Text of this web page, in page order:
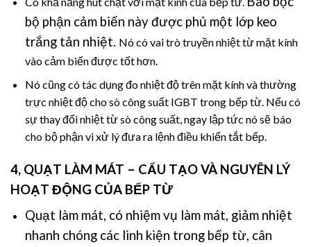
bộ phận cảm biến này được phủ một lớp keo
trắng tản nhiệt. Nó có vai trò truyền nhiệt từ mặt kính
vào cảm biến được tốt hơn.
Nó cũng có tác dụng đo nhiệt độ trên mặt kính và thường
trực nhiệt độ cho sò công suất IGBT trong bếp từ. Nếu có
sự thay đổi nhiệt từ sò công suất, ngay lập tức nó sẽ báo
cho bộ phận vi xử lý đưa ra lệnh điều khiển tắt bếp.
4, QUẠT LÀM MÁT – CẤU TẠO VÀ NGUYÊN LÝ
HOẠT ĐỘNG CỦA BẾP TỪ
Quạt làm mát, có nhiệm vụ làm mát, giảm nhiệt
nhanh chóng các linh kiện trong bếp từ, cân